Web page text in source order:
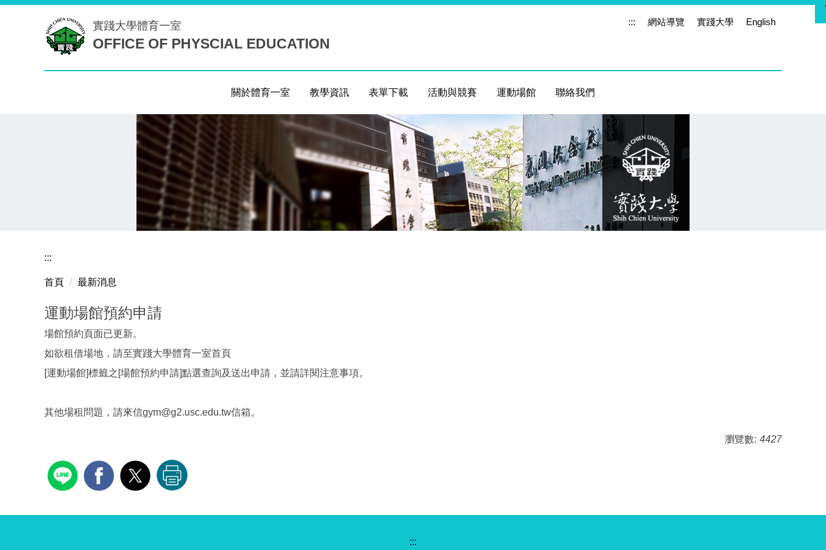
實踐大學體育一室
OFFICE OF PHYSCIAL EDUCATION
關於體育一室 教學資訊 表單下載 活動與競賽 運動場館 聯絡我們
::: 網站導覽 實踐大學 English
:::
首頁 最新消息
運動場館預約申請
場館預約頁面已更新。
如欲租借場地，請至實踐大學體育一室首頁
[運動場館]標籤之[場館預約申請]點選查詢及送出申請，並請詳閱注意事項。
其他場租問題，請來信gym@g2.usc.edu.tw信箱。
瀏覽數: 4427
:::